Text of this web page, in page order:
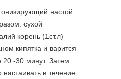
настой
сухой
корень (1ст.л)
кипятка и варится
-30 минут. Затем
в течение